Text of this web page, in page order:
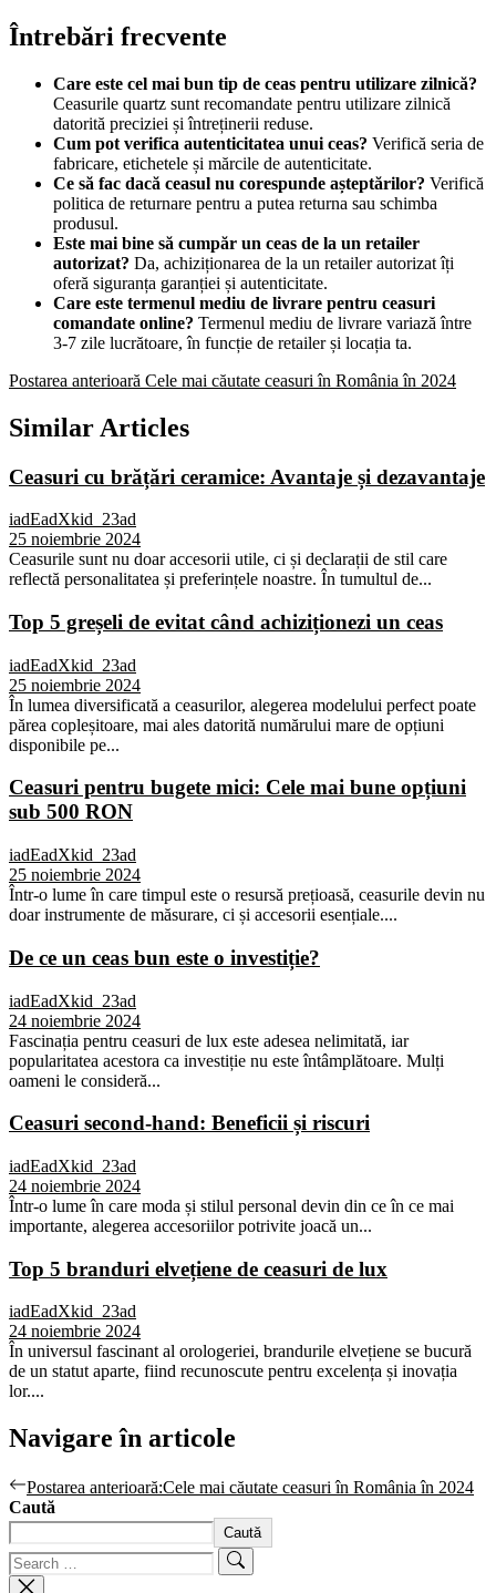
Întrebări frecvente
Care este cel mai bun tip de ceas pentru utilizare zilnică?
Ceasurile quartz sunt recomandate pentru utilizare zilnică
datorită preciziei și întreținerii reduse.
Cum pot verifica autenticitatea unui ceas? Verifică seria de
fabricare, etichetele și mărcile de autenticitate.
Ce să fac dacă ceasul nu corespunde așteptărilor? Verifică
politica de returnare pentru a putea returna sau schimba
produsul.
Este mai bine să cumpăr un ceas de la un retailer
autorizat? Da, achiziționarea de la un retailer autorizat îți
oferă siguranța garanției și autenticitate.
Care este termenul mediu de livrare pentru ceasuri
comandate online? Termenul mediu de livrare variază între
3-7 zile lucrătoare, în funcție de retailer și locația ta.
Postarea anterioară Cele mai căutate ceasuri în România în 2024
Similar Articles
Ceasuri cu brățări ceramice: Avantaje și dezavantaje
iadEadXkid_23ad
25 noiembrie 2024
Ceasurile sunt nu doar accesorii utile, ci și declarații de stil care
reflectă personalitatea și preferințele noastre. În tumultul de...
Top 5 greșeli de evitat când achiziționezi un ceas
iadEadXkid_23ad
25 noiembrie 2024
În lumea diversificată a ceasurilor, alegerea modelului perfect poate
părea copleșitoare, mai ales datorită numărului mare de opțiuni
disponibile pe...
Ceasuri pentru bugete mici: Cele mai bune opțiuni
sub 500 RON
iadEadXkid_23ad
25 noiembrie 2024
Într-o lume în care timpul este o resursă prețioasă, ceasurile devin nu
doar instrumente de măsurare, ci și accesorii esențiale....
De ce un ceas bun este o investiție?
iadEadXkid_23ad
24 noiembrie 2024
Fascinația pentru ceasuri de lux este adesea nelimitată, iar
popularitatea acestora ca investiție nu este întâmplătoare. Mulți
oameni le consideră...
Ceasuri second-hand: Beneficii și riscuri
iadEadXkid_23ad
24 noiembrie 2024
Într-o lume în care moda și stilul personal devin din ce în ce mai
importante, alegerea accesoriilor potrivite joacă un...
Top 5 branduri elvețiene de ceasuri de lux
iadEadXkid_23ad
24 noiembrie 2024
În universul fascinant al orologeriei, brandurile elvețiene se bucură
de un statut aparte, fiind recunoscute pentru excelența și inovația
lor....
Navigare în articole
Postarea anterioară:Cele mai căutate ceasuri în România în 2024
Caută
Caută